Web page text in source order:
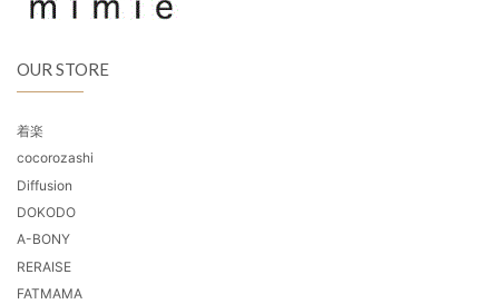
OUR STORE
着楽
cocorozashi
Diffusion
DOKODO
A-BONY
RERAISE
FATMAMA